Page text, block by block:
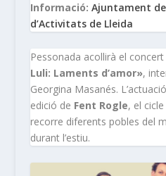
Informació: Ajuntament
d’Activitats de Lleida
Pessonada acollirà el
Luli: Laments d’amor»,
Georgina Masanés.
edició de Fent Rogle, el
recorre diferents pobles del
durant l’estiu.